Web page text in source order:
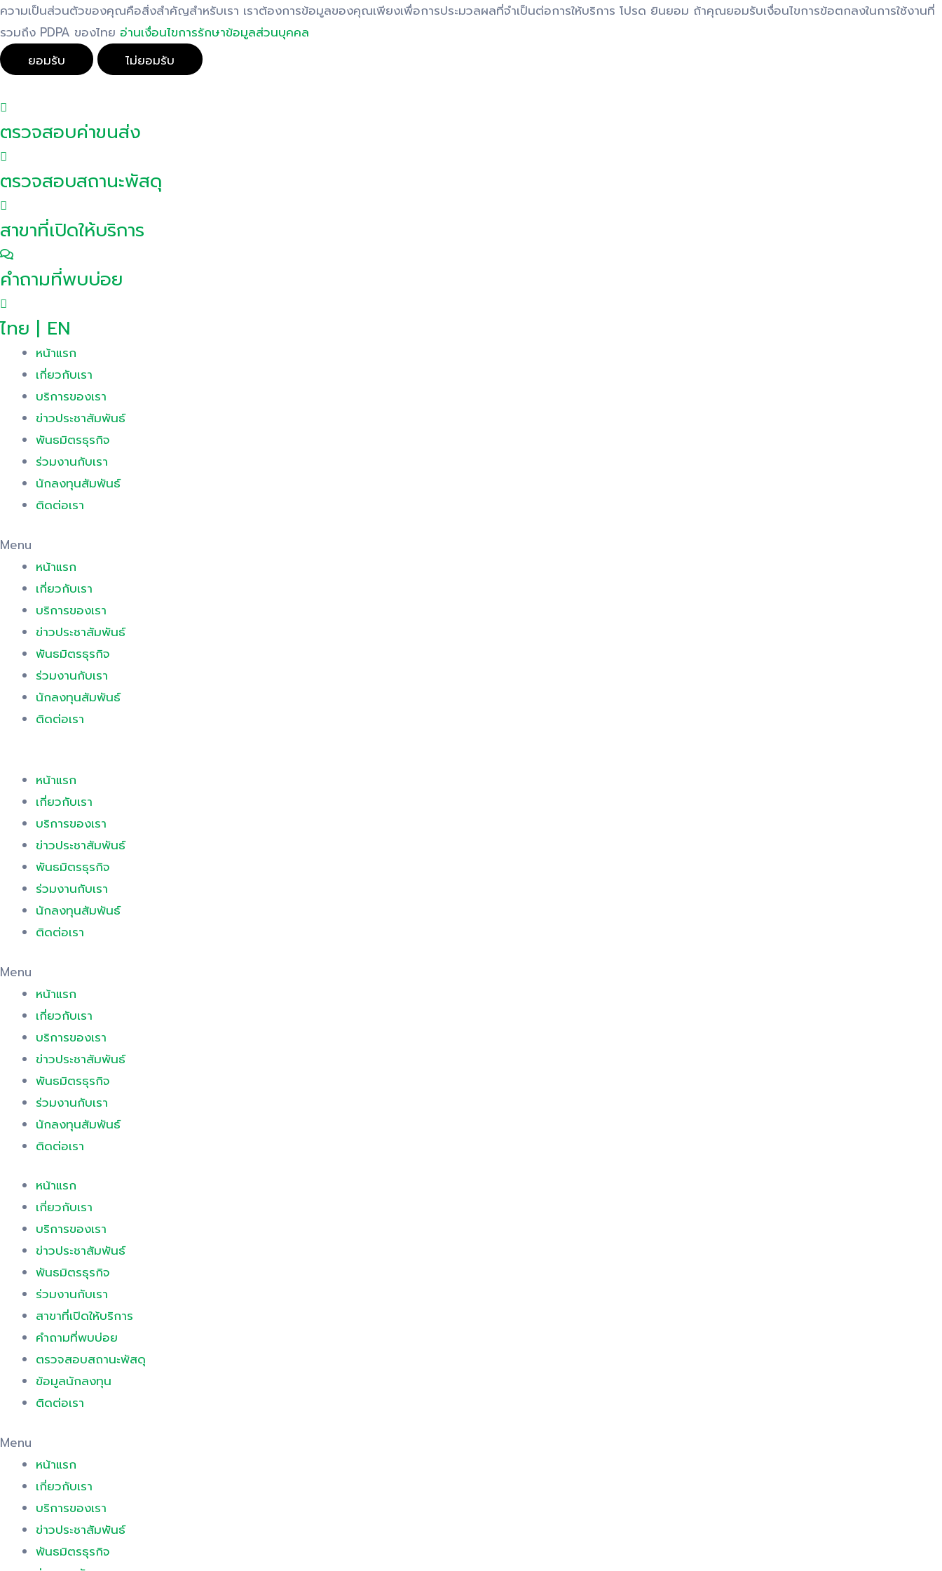
ความเป็นส่วนตัวของคุณคือสิ่งสำคัญสำหรับเรา เราต้องการข้อมูลของคุณเพียงเพื่อการประมวลผลที่จำเป็นต่อการให้บริการ โปรด ยินยอม ถ้าคุณยอมรับเงื่อนไขการข้อตกลงในการใช้งานที่
รวมถึง PDPA ของไทย อ่านเงื่อนไขการรักษาข้อมูลส่วนบุคคล
ยอมรับ
ไม่ยอมรับ
to
content
ตรวจสอบค่าขนส่ง
ตรวจสอบสถานะพัสดุ
สาขาที่เปิดให้บริการ
คำถามที่พบบ่อย
ไทย | EN
หน้าแรก
เกี่ยวกับเรา
บริการของเรา
ข่าวประชาสัมพันธ์
พันธมิตรธุรกิจ
ร่วมงานกับเรา
นักลงทุนสัมพันธ์
ติดต่อเรา
Menu
หน้าแรก
เกี่ยวกับเรา
บริการของเรา
ข่าวประชาสัมพันธ์
พันธมิตรธุรกิจ
ร่วมงานกับเรา
นักลงทุนสัมพันธ์
ติดต่อเรา
หน้าแรก
เกี่ยวกับเรา
บริการของเรา
ข่าวประชาสัมพันธ์
พันธมิตรธุรกิจ
ร่วมงานกับเรา
นักลงทุนสัมพันธ์
ติดต่อเรา
Menu
หน้าแรก
เกี่ยวกับเรา
บริการของเรา
ข่าวประชาสัมพันธ์
พันธมิตรธุรกิจ
ร่วมงานกับเรา
นักลงทุนสัมพันธ์
ติดต่อเรา
หน้าแรก
เกี่ยวกับเรา
บริการของเรา
ข่าวประชาสัมพันธ์
พันธมิตรธุรกิจ
ร่วมงานกับเรา
สาขาที่เปิดให้บริการ
คำถามที่พบบ่อย
ตรวจสอบสถานะพัสดุ
ข้อมูลนักลงทุน
ติดต่อเรา
Menu
หน้าแรก
เกี่ยวกับเรา
บริการของเรา
ข่าวประชาสัมพันธ์
พันธมิตรธุรกิจ